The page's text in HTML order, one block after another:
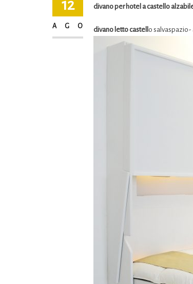
12
AGO
divano per hotel a castello
divano letto castell o